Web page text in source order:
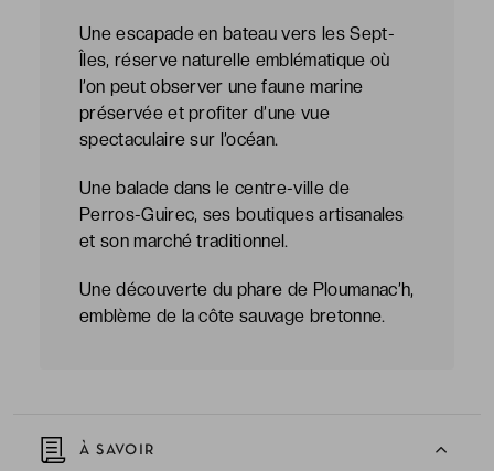
Une escapade en bateau vers les Sept-
Îles, réserve naturelle emblématique où
l’on peut observer une faune marine
préservée et profiter d’une vue
spectaculaire sur l’océan.
Une balade dans le centre-ville de
Perros-Guirec, ses boutiques artisanales
et son marché traditionnel.
Une découverte du phare de Ploumanac’h,
emblème de la côte sauvage bretonne.
À SAVOIR